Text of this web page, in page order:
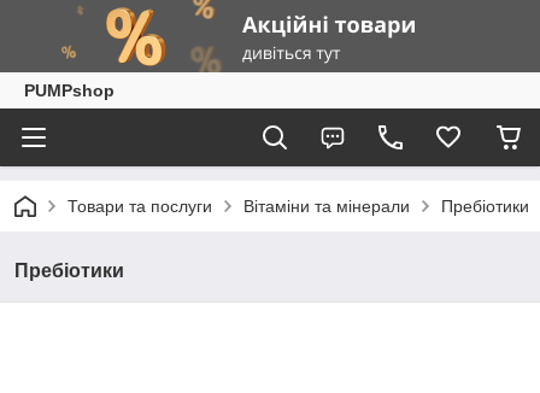
PUMPshop
Товари та послуги Вітаміни та мінерали Пребіотики
Пребіотики